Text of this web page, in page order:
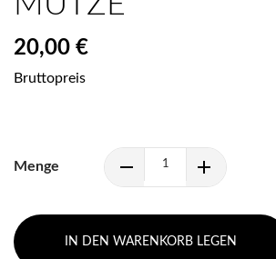
20,00 €
Bruttopreis
Menge
IN DEN WARENKORB LEGEN